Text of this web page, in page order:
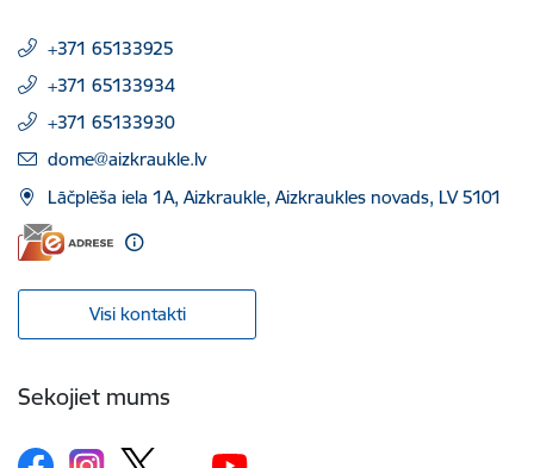
+371 65133925
+371 65133934
+371 65133930
E-pasts:
dome@aizkraukle.lv
Lāčplēša iela 1A, Aizkraukle, Aizkraukles novads, LV 5101
Visi kontakti
Sekojiet mums